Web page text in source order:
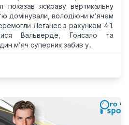
яскраву вертикальну
домінували, володіючи м’ячем
Леганес з рахунком 4:1.
Вальверде, Гонсало та
м’яч суперник забив у...